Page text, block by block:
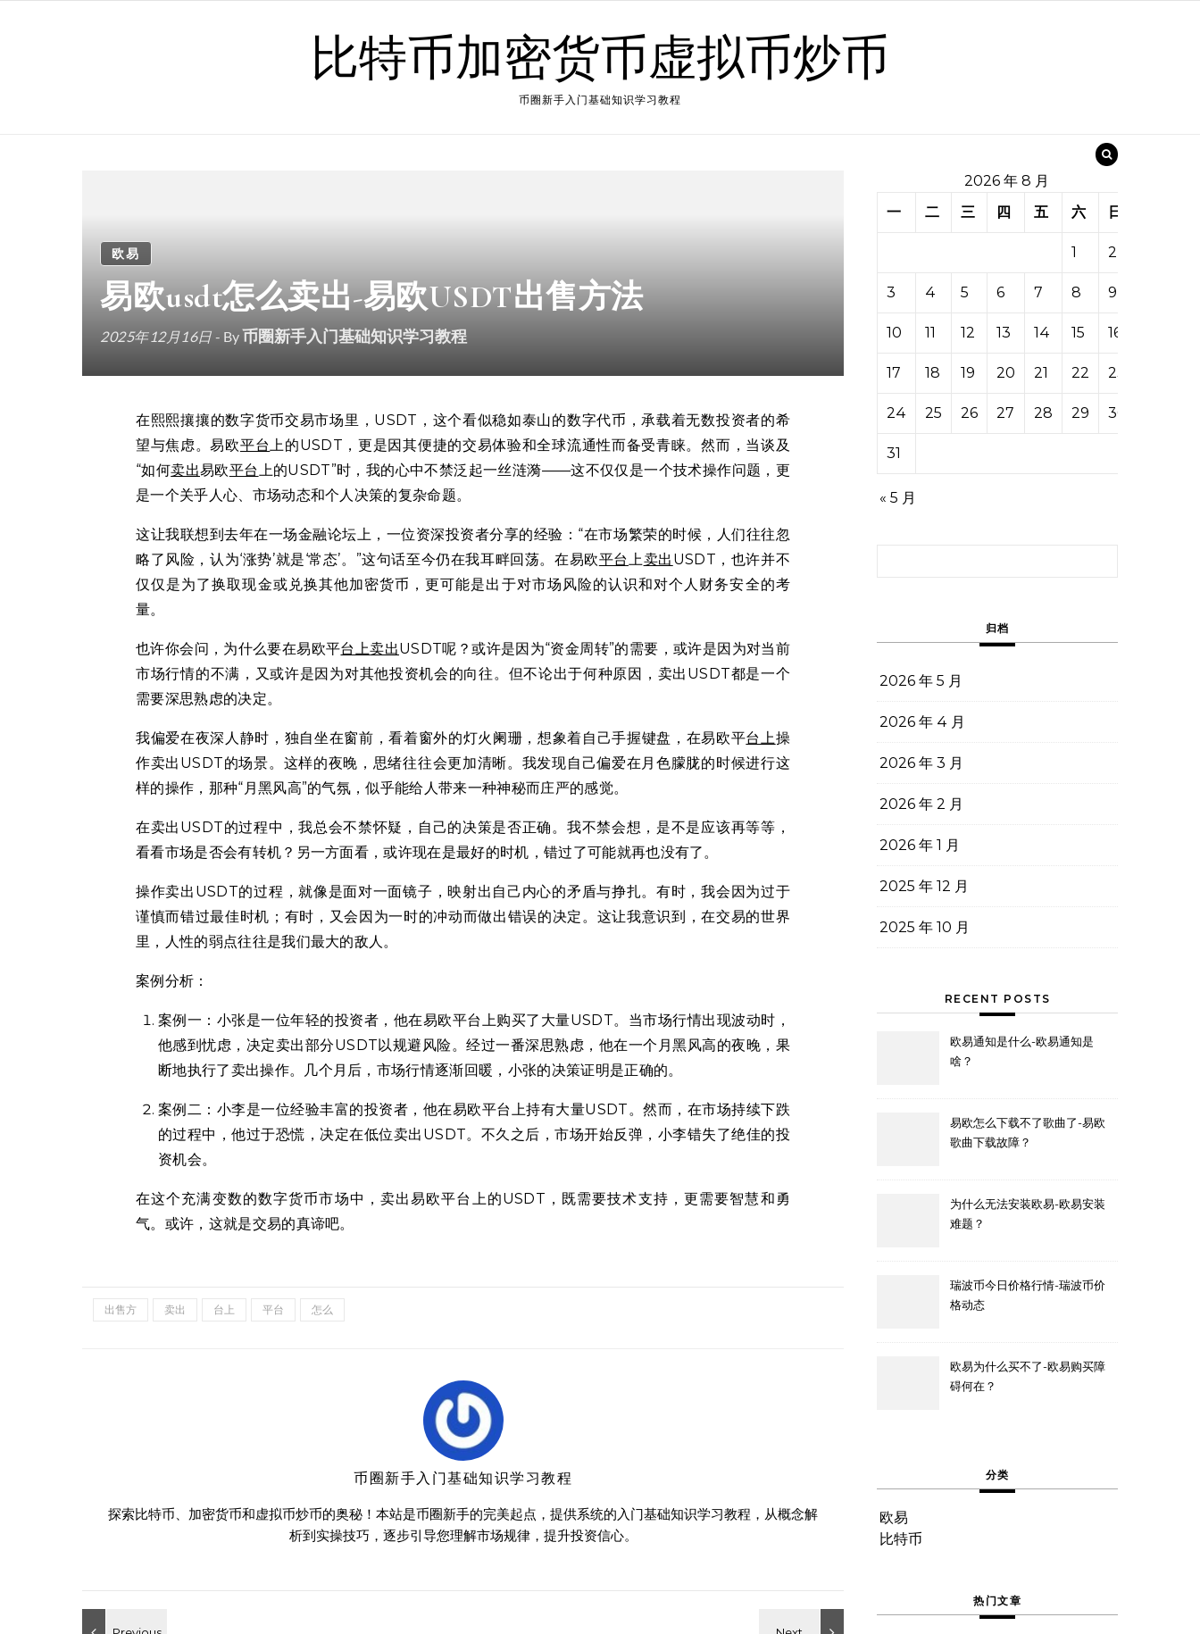
比特币加密货币虚拟币炒币
币圈新手入门基础知识学习教程
欧易
易欧usdt怎么卖出-易欧USDT出售方法
2025年12月16日 - By币圈新手入门基础知识学习教程
在熙熙攘攘的数字货币交易市场里，USDT，这个看似稳如泰山的数字代币，承载着无数投资者的希
望与焦虑。易欧平台上的USDT，更是因其便捷的交易体验和全球流通性而备受青睐。然而，当谈及
“如何卖出易欧平台上的USDT”时，我的心中不禁泛起一丝涟漪——这不仅仅是一个技术操作问题，更
是一个关乎人心、市场动态和个人决策的复杂命题。
这让我联想到去年在一场金融论坛上，一位资深投资者分享的经验：“在市场繁荣的时候，人们往往忽
略了风险，认为‘涨势’就是‘常态’。”这句话至今仍在我耳畔回荡。在易欧平台上卖出 USDT，也许并不
仅仅是为了换取现金或兑换其他加密货币，更可能是出于对市场风险的认识和对个人财务安全的考
量。
也许你会问，为什么要在易欧平台上卖出USDT呢？或许是因为“资金周转”的需要，或许是因为对当前
市场行情的不满，又或许是因为对其他投资机会的向往。但不论出于何种原因，卖出USDT都是一个
需要深思熟虑的决定。
我偏爱在夜深人静时，独自坐在窗前，看着窗外的灯火阑珊，想象着自己手握键盘，在易欧平台上操
作卖出USDT的场景。这样的夜晚，思绪往往会更加清晰。我发现自己偏爱在月色朦胧的时候进行这
样的操作，那种“月黑风高”的气氛，似乎能给人带来一种神秘而庄严的感觉。
在卖出USDT的过程中，我总会不禁怀疑，自己的决策是否正确。我不禁会想，是不是应该再等等，
看看市场是否会有转机？另一方面看，或许现在是最好的时机，错过了可能就再也没有了。
操作卖出USDT的过程，就像是面对一面镜子，映射出自己内心的矛盾与挣扎。有时，我会因为过于
谨慎而错过最佳时机；有时，又会因为一时的冲动而做出错误的决定。这让我意识到，在交易的世界
里，人性的弱点往往是我们最大的敌人。
案例分析：
案例一：小张是一位年轻的投资者，他在易欧平台上购买了大量USDT。当市场行情出现波动时，
他感到忧虑，决定卖出部分USDT以规避风险。经过一番深思熟虑，他在一个月黑风高的夜晚，果
断地执行了卖出操作。几个月后，市场行情逐渐回暖，小张的决策证明是正确的。
案例二：小李是一位经验丰富的投资者，他在易欧平台上持有大量USDT。然而，在市场持续下跌
的过程中，他过于恐慌，决定在低位卖出USDT。不久之后，市场开始反弹，小李错失了绝佳的投
资机会。
在这个充满变数的数字货币市场中，卖出易欧平台上的USDT，既需要技术支持，更需要智慧和勇
气。或许，这就是交易的真谛吧。
出售方 卖出 台上 平台 怎么
币圈新手入门基础知识学习教程
探索比特币、加密货币和虚拟币炒币的奥秘！本站是币圈新手的完美起点，提供系统的入门基础知识学习教程，从概念解
析到实操技巧，逐步引导您理解市场规律，提升投资信心。
2026 年 8 月
一
二 三 四 五 六 日
1 2
3 4 5 6 7 8 9
10 11 12 13 14 15 16
17 18 19 20 21 22 23
24 25 26 27 28 29 30
31
« 5 月
归档
2026 年 5 月
2026 年 4 月
2026 年 3 月
2026 年 2 月
2026 年 1 月
2025 年 12 月
2025 年 10 月
RECENT POSTS
欧易通知是什么-欧易通知是
啥？
易欧怎么下载不了歌曲了-易欧
歌曲下载故障？
为什么无法安装欧易-欧易安装
难题？
瑞波币今日价格行情-瑞波币价
格动态
欧易为什么买不了-欧易购买障
碍何在？
分类
欧易
比特币
热门文章